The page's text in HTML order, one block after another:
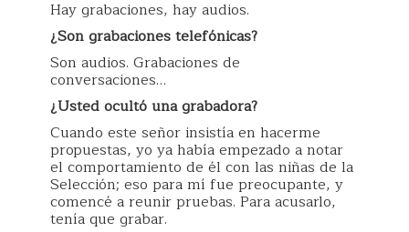
Hay grabaciones, hay audios.
¿Son grabaciones telefónicas?
Son audios. Grabaciones de
conversaciones…
¿Usted ocultó una grabadora?
Cuando este señor insistía en hacerme
propuestas, yo ya había empezado a notar
el comportamiento de él con las niñas de la
Selección; eso para mí fue preocupante, y
comencé a reunir pruebas. Para acusarlo,
tenía que grabar.